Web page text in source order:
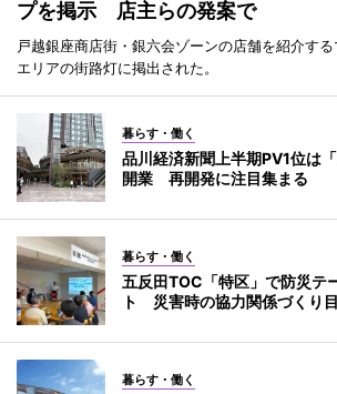
プを掲示 店主らの発案で
戸越銀座商店街・銀六会ゾーンの店舗を紹介す
エリアの街路灯に掲出された。
暮らす・働く
品川経済新聞上半期PV1位は
開業 再開発に注目集まる
暮らす・働く
五反田TOC「特区」で防災テ
ト 災害時の協力関係づくり
暮らす・働く